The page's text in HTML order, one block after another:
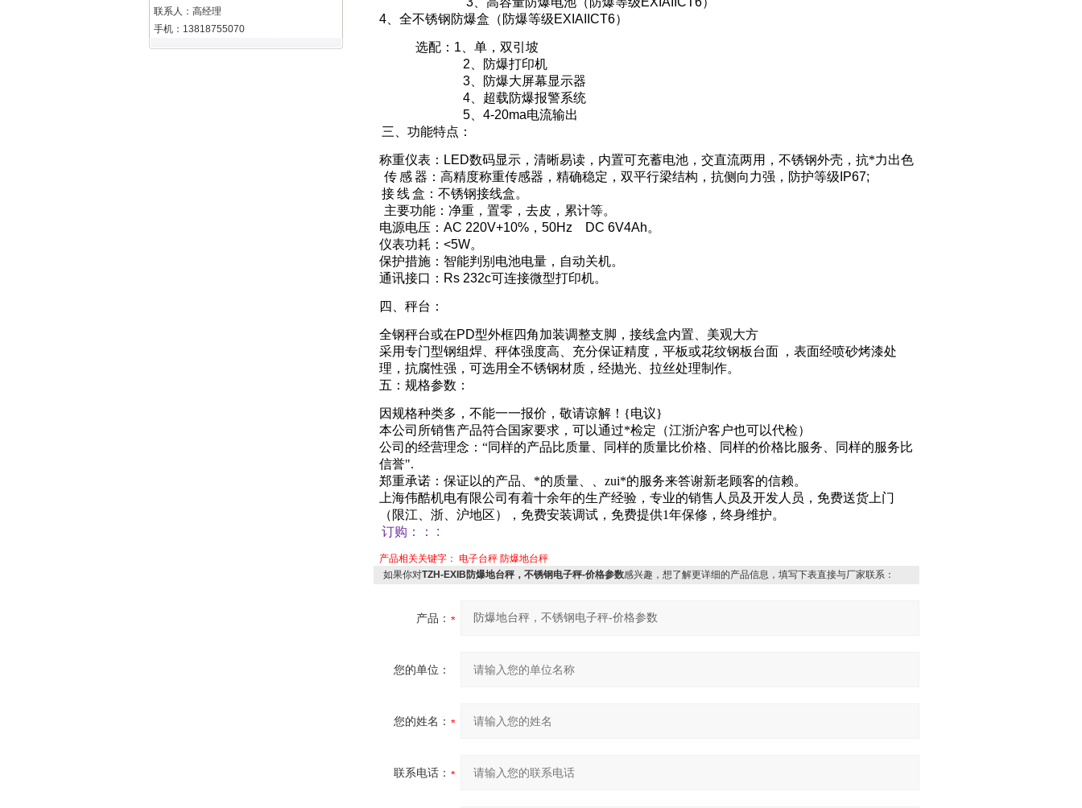
联系人：高经理
手机：13818755070
4 、全不锈钢防爆盒（防爆等级EXIAIICT6）
选配： 1 、单，双引坡
2 、防爆打印机
3 、防爆大屏幕显示器
4 、超载防爆报警系统
5
4-20ma电流输出
三、功能特点：
称重仪表： LED数码显示，清晰易读，内置可充蓄电池，交直流两用 ， 不锈钢外壳，抗*力出色
传感器：高精度称重传感器，精确稳定，双平行梁结构，抗侧向力强，防护等级 IP67;
接线盒：不锈钢接线盒。
主要功能：净重，置零，去皮，累计等。
电源电压： AC 220V+10% ， 50Hz DC 6V4Ah。
仪表功耗： <5W。
保护措施：智能判别电池电量，自动关机。
通讯接口： Rs 232c可连接微型打印机。
四、秤台 ：
全钢秤台或在PD型外框四角加装调整支脚 ， 接线盒内置、美观大方
采用专门型钢组焊、秤体强度高、充分保证精度 ， 平板或花纹钢板台面 ， 表面经喷砂烤漆处
理，抗腐性强 ， 可选用全不锈钢材质， 经抛光 、拉丝处理制作。
五：规格参数：
因规格种类多，不能一一报价，敬请谅解！ {电议}
本公司所销售产品符合国家要求，可以通过*检定（江浙沪客户也可以代检）
公司的经营理念：“同样的产品比质量、同样的质量比价格、同样的价格比服务、同样的服务比
信誉".
郑重承诺：保证以的产品、*的质量、、zui*的服务来答谢新老顾客的信赖。
上海伟酷机电有限公司有着十余年的生产经验，专业的销售人员及开发人员，免费送货上门
（限江、浙、沪地区），免费安装调试，免费提供1年保修，终身维护。
订购：
： :
产品相关关键字： 电子台秤 防爆地台秤
如果你对TZH-EXIB防爆地台秤，不锈钢电子秤-价格参数感兴趣，想了解更详细的产品信息，填写下表直接与厂家联系：
产品：
您的单位：
您的姓名：
联系电话：